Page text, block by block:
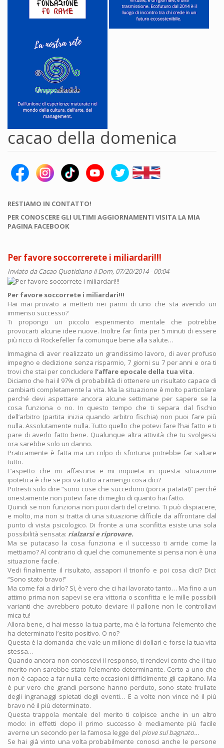
cacao della domenica
RESTIAMO IN CONTATTO!
PER CONOSCERE GLI ULTIMI AGGIORNAMENTI VISITA LA MIA
PAGINA FACEBOOK
Per favore soccorrerete i miliardari!!!
Inviato daCacao Quotidiano il Dom, 07/20/2014 - 00:04
Per favore soccorrete i miliardari!!!
Hai mai provato a metterti nei panni di uno che sta avendo un
immenso successo?
Ti propongo un piccolo esperimento mentale che potrebbe
provocarti alcune idee nuove. Inoltre far finta per 5 minuti di essere
più ricco di Rockefeller fa comunque bene alla salute…
Immagina di aver realizzato un grandissimo lavoro, di aver profuso
impegno e dedizione senza risparmio, 7 giorni su 7 per anni e ora ti
trovi che stai per concludere l’affare epocale della tua vita.
Diciamo che hai il 97% di probabilità di ottenere un risultato capace di
cambiarti completamente la vita. Ma la situazione è molto particolare
perché devi aspettare ancora alcune settimane per sapere se la
cosa funziona o no. In questo tempo che ti separa dal fischio
dell’arbitro (partita inizia quando arbitro fischia) non puoi fare più
nulla. Assolutamente nulla. Tutto quello che potevi fare l’hai fatto e ti
pare di averlo fatto bene. Qualunque altra attività che tu svolgessi
ora sarebbe solo un danno.
Praticamente è fatta ma un colpo di sfortuna potrebbe far saltare
tutto.
L’aspetto che mi affascina e mi inquieta in questa situazione
ipotetica è che se poi va tutto a ramengo cosa dici?
Potresti solo dire “sono cose che succedono (porca patata!)” perché
onestamente non potevi fare di meglio di quanto hai fatto.
Quindi se non funziona non puoi darti del cretino. Ti può dispiacere,
e molto, ma non si tratta di una situazione difficile da affrontare dal
punto di vista psicologico. Di fronte a una sconfitta esiste una sola
possibilità sensata: rialzarsi e riprovare.
Ma se putacaso la cosa funziona e il successo ti arride come la
mettiamo? Al contrario di quel che comunemente si pensa non è una
situazione facile.
Vedi finalmente il risultato, assapori il trionfo e poi cosa dici? Dici:
“Sono stato bravo!”
Ma come fai a dirlo? Sì, è vero che ci hai lavorato tanto… Ma fino a un
attimo prima non sapevi se era vittoria o sconfitta e le mille possibili
varianti che avrebbero potuto deviare il pallone non le controllavi
mica tu!
Allora bene, ci hai messo la tua parte, ma è la fortuna l’elemento che
ha determinato l’esito positivo. O no?
Questa è la domanda che vale un milione di dollari e forse la tua vita
stessa…
Quando ancora non conoscevi il responso, ti rendevi conto che il tuo
merito non sarebbe stato l’elemento determinante. Certo a uno che
non è capace a far nulla certe occasioni difficilmente gli capitano. Ma
è pur vero che grandi persone hanno perduto, sono state frullate
degli ingranaggi spietati degli eventi… E a volte non vince né il più
bravo né il più determinato.
Questa trappola mentale del merito ti colpisce anche in un altro
modo: in effetti dopo il primo successo è mediamente più facile
averne un secondo per la famosa legge del piove sul bagnato…
Se hai già vinto una volta probabilmente conosci anche le persone